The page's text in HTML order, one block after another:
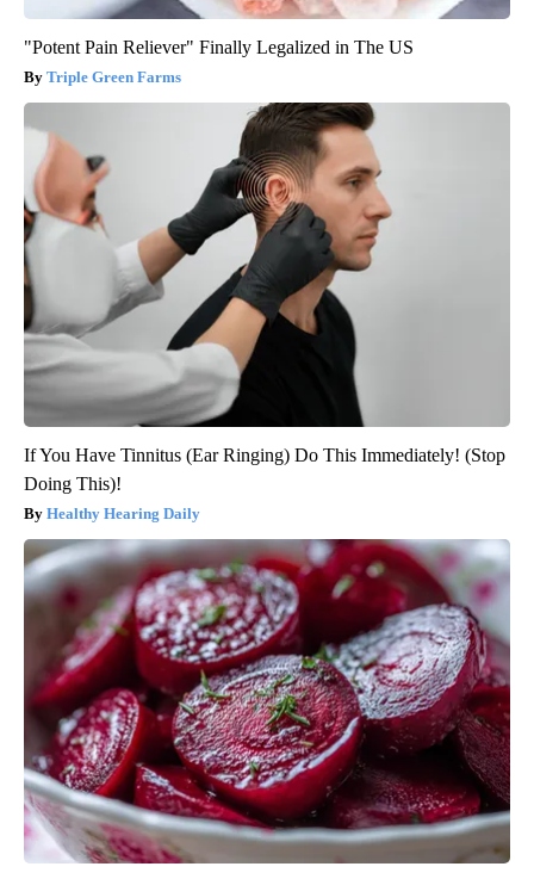
"Potent Pain Reliever" Finally Legalized in The US
Triple Green Farms
If You Have Tinnitus (Ear Ringing) Do This Immediately! (Stop
Doing This)!
Healthy Hearing Daily